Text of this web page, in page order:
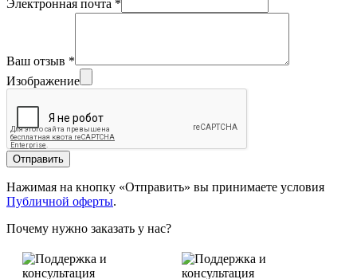
Электронная почта *
Ваш отзыв *
Изображение
Отправить
Нажимая на кнопку «Отправить» вы принимаете условия
Публичной оферты.
Почему нужно заказать у нас?